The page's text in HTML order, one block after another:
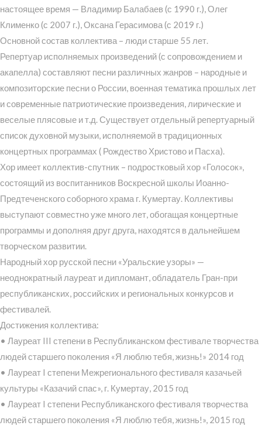
настоящее время — Владимир Балабаев (с 1990 г.), Олег
Клименко (с 2007 г.), Оксана Герасимова (с 2019 г.)
Основной состав коллектива – люди старше 55 лет.
Репертуар исполняемых произведений (с сопровождением и
акапелла) составляют песни различных жанров – народные и
композиторские песни о России, военная тематика прошлых лет
и современные патриотические произведения, лирические и
веселые плясовые и т.д. Существует отдельный репертуарный
список духовной музыки, исполняемой в традиционных
концертных программах ( Рождество Христово и Пасха).
Хор имеет коллектив-спутник – подростковый хор «Голосок»,
состоящий из воспитанников Воскресной школы Иоанно-
Предтеченского соборного храма г. Кумертау. Коллективы
выступают совместно уже много лет, обогащая концертные
программы и дополняя друг друга, находятся в дальнейшем
творческом развитии.
Народный хор русской песни «Уральские узоры» —
неоднократный лауреат и дипломант, обладатель Гран-при
республиканских, российских и региональных конкурсов и
фестивалей.
Достижения коллектива:
• Лауреат III степени в Республиканском фестивале творчества
людей старшего поколения «Я люблю тебя, жизнь!» 2014 год
• Лауреат I степени Межрегионального фестиваля казачьей
культуры «Казачий спас», г. Кумертау, 2015 год
• Лауреат I степени Республиканского фестиваля творчества
людей старшего поколения «Я люблю тебя, жизнь!», 2015 год